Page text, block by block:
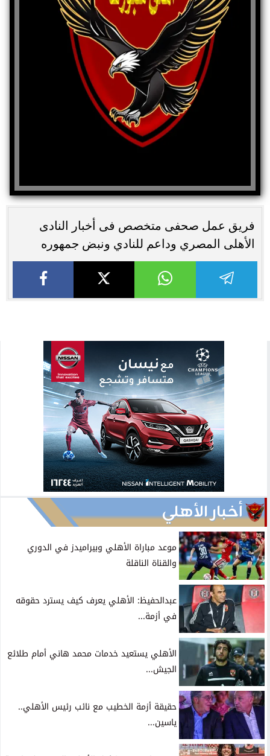
فريق عمل صحفى متخصص فى أخبار النادى
الأهلى المصري وداعم للنادي ونبض جمهوره
أخبار الأهلي
موعد مباراة الأهلي وبيراميدز في الدوري
والقناة الناقلة
عبدالحفيظ: الأهلي يعرف كيف يسترد حقوقه
في أزمة...
الأهلي يستعيد خدمات محمد هاني أمام طلائع
الجيش...
حقيقة أزمة الخطيب مع نائب رئيس الأهلي..
ياسين...